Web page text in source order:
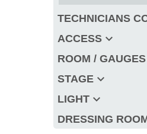
TECHNICIANS
ACCESS keyboard_arrow_down
ROOM / GAUGES
STAGE keyboard_arrow_down
LIGHT keyboard_arrow_down
DRESSING